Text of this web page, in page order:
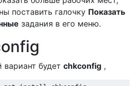
поставить галочку Показать
задания в его меню.
вариант будет chkconfig ,